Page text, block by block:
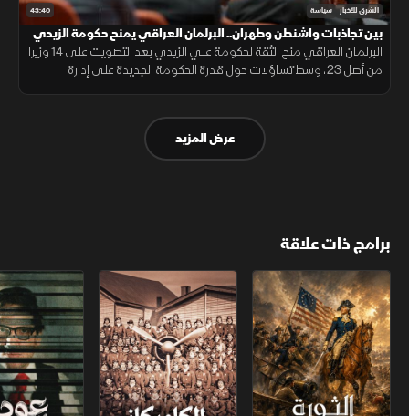
43:40 الشرق للأخبار سياسة
بين تجاذبات واشنطن وطهران.. البرلمان العراقي يمنح حكومة الزيدي
ثقة "منقوصة"
البرلمان العراقي منح الثقة لحكومة علي الزيدي بعد التصويت على 14 وزيرا
من أصل 23، وسط تساؤلات حول قدرة الحكومة الجديدة على إدارة
عرض المزيد
برامج ذات علاقة
الثورة الأميركية الكاميكاز.. تاريخ مجهول عودة الدجال